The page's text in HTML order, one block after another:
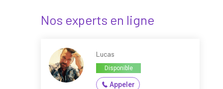
Nos experts en ligne
Lucas
Disponible
Appeler